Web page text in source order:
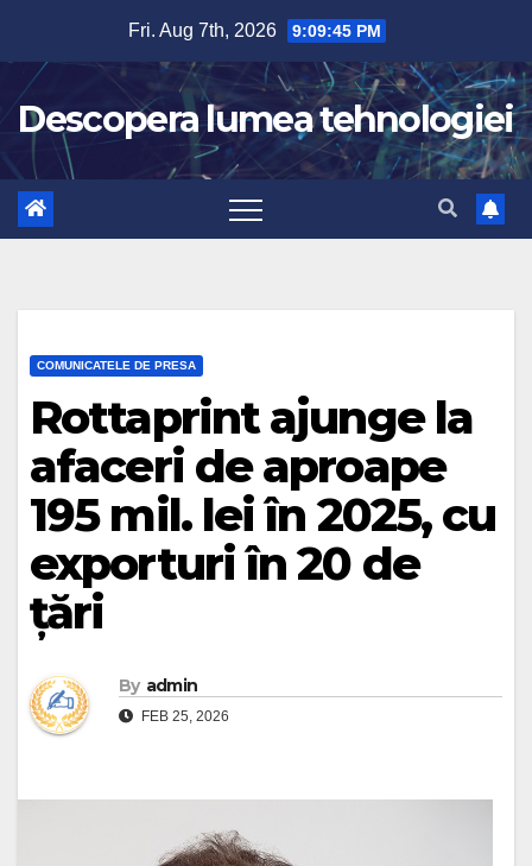
content
Fri. Aug 7th, 2026 9:09:46 PM
Descopera lumea tehnologiei
COMUNICATELE DE PRESA
Rottaprint ajunge la
afaceri de aproape
195 mil. lei în 2025, cu
exporturi în 20 de
țări
By admin
FEB 25, 2026